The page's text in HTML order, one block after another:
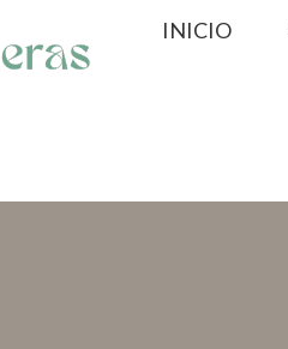
INICIO